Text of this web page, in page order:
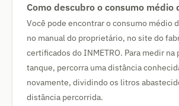
Como descubro o consumo médio
Você pode encontrar o consumo médio
no manual do proprietário, no site do
certificados do INMETRO. Para medir na
tanque, percorra uma distância
novamente, dividindo os litros
distância percorrida.